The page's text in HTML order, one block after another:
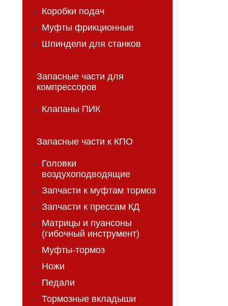
Коробки подач
Муфты фрикционные
Шпиндели для станков
Запасные части для
компрессоров
Клапаны ПИК
Запасные части к КПО
Головки
воздухоподводящие
Запчасти к муфтам тормоз
Запчасти к прессам КД
Матрицы и пуансоны
(гибочный инструмент)
Муфты-тормоз
Ножи
Педали
Тормозные вкладыши